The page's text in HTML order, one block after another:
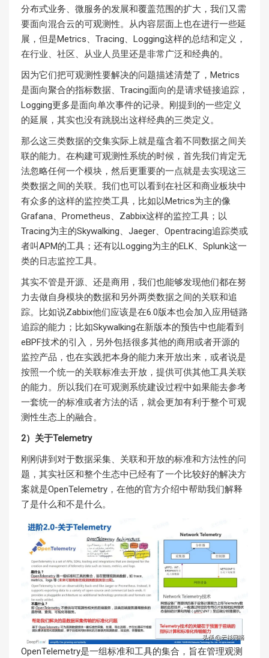
分布式业务、微服务的发展和覆盖范围的扩大，我们又需
要面向混合云的可观测性。从内容层面上也在进行一些延
展，但是Metrics、Tracing、Logging这样的总结和定义，
在行业、社区、从业人员里还是非常广泛和经典的。
因为它们把可观测性要解决的问题描述清楚了，Metrics
是面向聚合的指标数据、Tracing面向的是请求链接追踪，
Logging更多是面向单次事件的记录。刚提到的一些定义
的延展，其实也没有跳脱出这样经典的三类定义。
那么这三类数据的交集实际上就是蕴含着不同数据之间关
联的能力。在构建可观测性系统的时候，首先我们肯定无
法忽略任何一个模块，然后更重要的一点就是去实现这三
类数据之间的关联。我们也可以看到在社区和商业板块中
有众多的这样的监控类工具，比如以Metrics为主的像
Grafana、Prometheus、Zabbix这样的监控工具；以
Tracing为主的Skywalking、Jaeger、Opentracing追踪类或
者叫APM的工具；还有以Logging为主的ELK、Splunk这一
类的日志监控工具。
其实不管是开源、还是商用，我们也能够发现他们都在努
力去做自身模块的数据和另外两类数据之间的关联和追
踪。比如说Zabbix他们应该是在6.0版本也会加入应用链路
追踪的能力；比如Skywalking在新版本的预告中也能看到
eBPF技术的引入，另外包括很多其他的商用或者开源的
监控产品，也在实践把本身的能力来开放出来，或者说是
按照一个统一的关联标准去开放，提供可供其他工具关联
的能力。所以我们在可观测系统建设过程中如果能去参考
一套统一的标准或者方法的话，就会更加有利于整个可观
测性生态上的融合。
2）关于Telemetry
刚刚讲到对于数据采集、关联和开放的标准和方法性的问
题，其实社区和整个生态中已经有了一个比较好的解决方
案就是OpenTelemetry，在他的官方介绍中帮助我们解释
了是什么和不是什么。
OpenTelemetry是一组标准和工具的集合，旨在管理观测